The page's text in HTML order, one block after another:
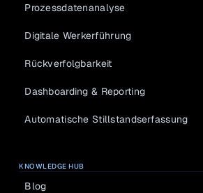
Prozessdatenanalyse
Digitale Werkerführung
Rückverfolgbarkeit
Dashboarding & Reporting
Automatische Stillstandserfassung
KNOWLEDGE HUB
Blog